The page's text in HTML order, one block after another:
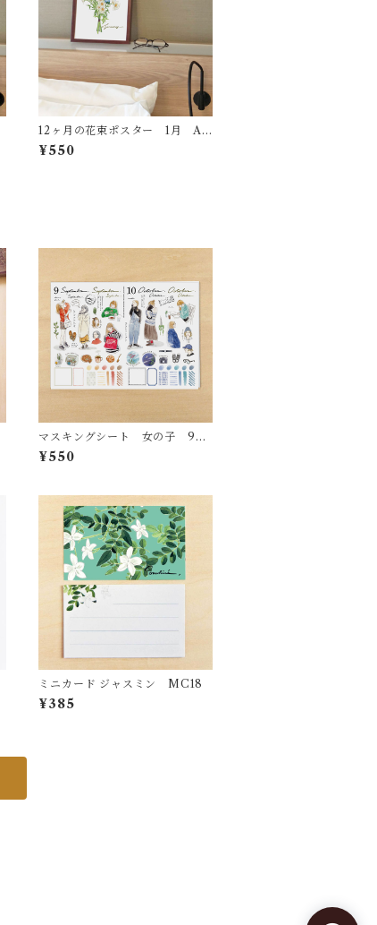
12ヶ月の花束ポスター 1月 AP
22
¥550
マスキングシート 女の子 9月1
0月
¥550
ミニカード ジャスミン MC18
¥385